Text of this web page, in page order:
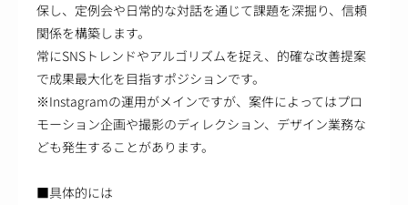
保し、定例会や日常的な対話を通じて課題を深掘り、信頼
関係を構築します。
常にSNSトレンドやアルゴリズムを捉え、的確な改善提案
で成果最大化を目指すポジションです。
※Instagramの運用がメインですが、案件によってはプロ
モーション企画や撮影のディレクション、デザイン業務な
ども発生することがあります。
■具体的には